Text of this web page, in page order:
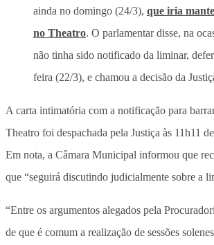
ainda no domingo (24/3), que iria
no Theatro. O parlamentar disse, na
não tinha sido notificado da liminar,
feira (22/3), e chamou a decisão da
A carta intimatória com a notificação para
Theatro foi despachada pela Justiça às 11h11
Em nota, a Câmara Municipal informou que
que “seguirá discutindo judicialmente sobre a
“Entre os argumentos alegados pela
de que é comum a realização de sessões